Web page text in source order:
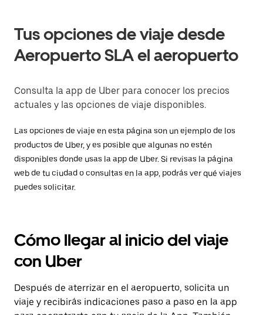
Tus opciones de viaje desde
Aeropuerto SLA el aeropuerto
Consulta la app de Uber para conocer los precios
actuales y las opciones de viaje disponibles.
Las opciones de viaje en esta página son un ejemplo de los
productos de Uber, y es posible que algunas no estén
disponibles donde usas la app de Uber. Si revisas la página
web de tu ciudad o consultas en la app, podrás ver qué viajes
puedes solicitar.
Cómo llegar al inicio del viaje
con Uber
Después de aterrizar en el aeropuerto, solicita un
viaje y recibirás indicaciones paso a paso en la app